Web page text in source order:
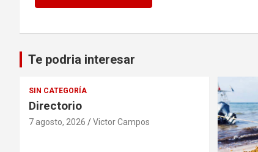
Te podria interesar
SIN CATEGORÍA
Directorio
7 agosto, 2026 Victor Campos